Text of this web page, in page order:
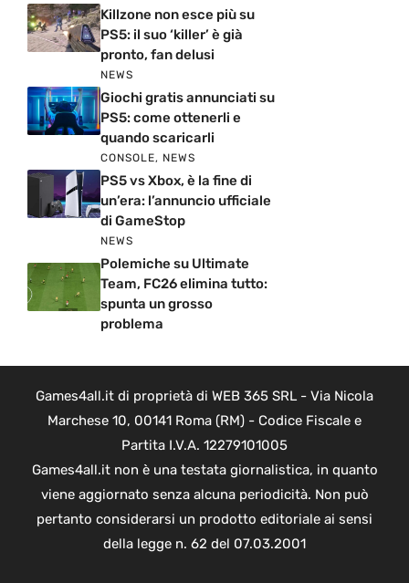
Killzone non esce più su
PS5: il suo ‘killer’ è già
pronto, fan delusi
NEWS
Giochi gratis annunciati su
PS5: come ottenerli e
quando scaricarli
CONSOLE, NEWS
PS5 vs Xbox, è la fine di
un’era: l’annuncio ufficiale
di GameStop
NEWS
Polemiche su Ultimate
Team, FC26 elimina tutto:
spunta un grosso
problema
Games4all.it di proprietà di WEB 365 SRL - Via Nicola
Marchese 10, 00141 Roma (RM) - Codice Fiscale e
Partita I.V.A. 12279101005
Games4all.it non è una testata giornalistica, in quanto
viene aggiornato senza alcuna periodicità. Non può
pertanto considerarsi un prodotto editoriale ai sensi
della legge n. 62 del 07.03.2001